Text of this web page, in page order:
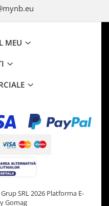
MEU
SRL 2026 Platforma E-
Gomag